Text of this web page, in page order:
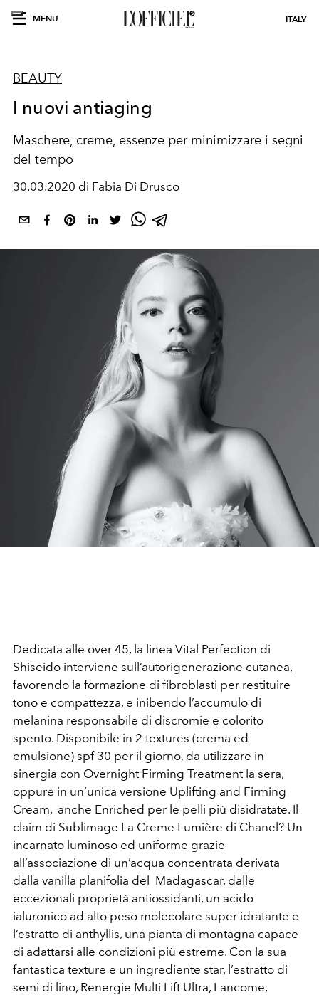
MENU ITALY
BEAUTY
I nuovi antiaging
Maschere, creme, essenze per minimizzare i segni
del tempo
30.03.2020 di Fabia Di Drusco
Dedicata alle over 45, la linea Vital Perfection di
Shiseido interviene sull’autorigenerazione cutanea,
favorendo la formazione di fibroblasti per restituire
tono e compattezza, e inibendo l’accumulo di
melanina responsabile di discromie e colorito
spento. Disponibile in 2 textures (crema ed
emulsione) spf 30 per il giorno, da utilizzare in
sinergia con Overnight Firming Treatment la sera,
oppure in un’unica versione Uplifting and Firming
Cream, anche Enriched per le pelli più disidratate. Il
claim di Sublimage La Creme Lumière di Chanel? Un
incarnato luminoso ed uniforme grazie
all’associazione di un’acqua concentrata derivata
dalla vanilla planifolia del Madagascar, dalle
eccezionali proprietà antiossidanti, un acido
ialuronico ad alto peso molecolare super idratante e
l’estratto di anthyllis, una pianta di montagna capace
di adattarsi alle condizioni più estreme. Con la sua
fantastica texture e un ingrediente star, l’estratto di
semi di lino, Renergie Multi Lift Ultra, Lancome,